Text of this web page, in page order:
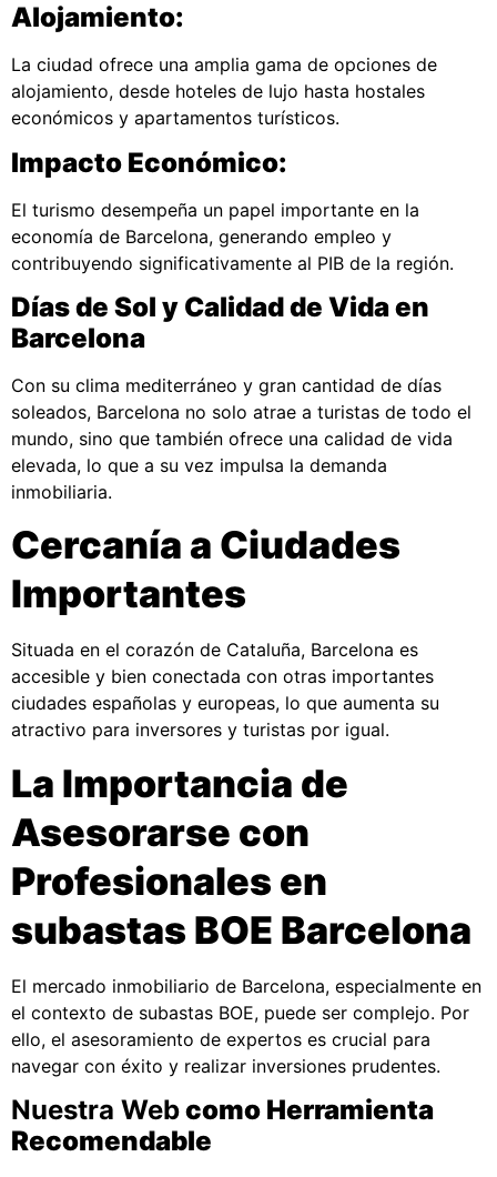
Alojamiento:
La ciudad ofrece una amplia gama de opciones de
alojamiento, desde hoteles de lujo hasta hostales
económicos y apartamentos turísticos.
Impacto Económico:
El turismo desempeña un papel importante en la
economía de Barcelona, generando empleo y
contribuyendo significativamente al PIB de la región.
Días de Sol y Calidad de Vida en
Barcelona
Con su clima mediterráneo y gran cantidad de días
soleados, Barcelona no solo atrae a turistas de todo el
mundo, sino que también ofrece una calidad de vida
elevada, lo que a su vez impulsa la demanda
inmobiliaria.
Cercanía a Ciudades
Importantes
Situada en el corazón de Cataluña, Barcelona es
accesible y bien conectada con otras importantes
ciudades españolas y europeas, lo que aumenta su
atractivo para inversores y turistas por igual.
La Importancia de
Asesorarse con
Profesionales en
subastas BOE Barcelona
El mercado inmobiliario de Barcelona, especialmente en
el contexto de subastas BOE, puede ser complejo. Por
ello, el asesoramiento de expertos es crucial para
navegar con éxito y realizar inversiones prudentes.
Nuestra Webcomo Herramienta
Recomendable